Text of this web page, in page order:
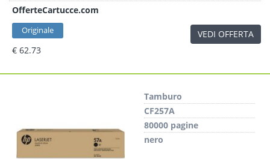
OfferteCartucce.com
Originale
€ 62.73
VEDI OFFERTA
Tamburo
CF257A
80000 pagine
nero